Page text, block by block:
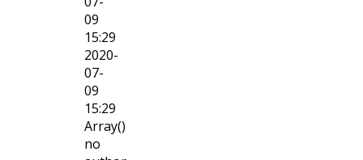
09
15:29
2020-
07-
09
15:29
Array()
no